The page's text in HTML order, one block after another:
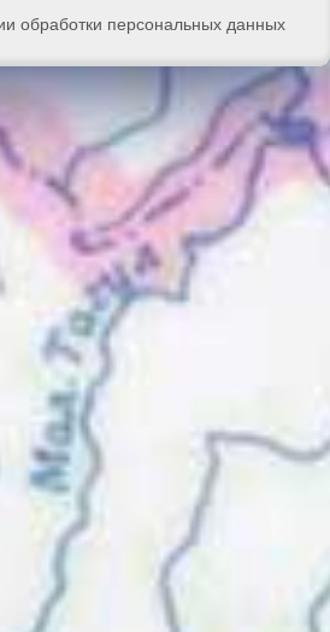
обработки персональных данных